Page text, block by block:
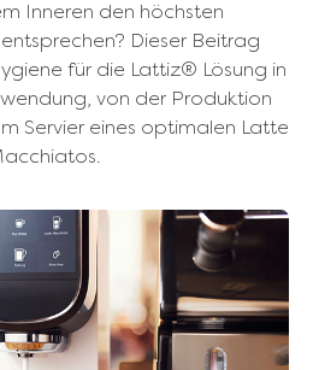
Inneren den höchsten
Dieser Beitrag
für die Lattiz® Lösung in
von der Produktion
Servier eines optimalen Latte